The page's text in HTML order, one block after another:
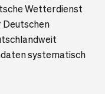
Wetterdienst
Deutschen
systematisch